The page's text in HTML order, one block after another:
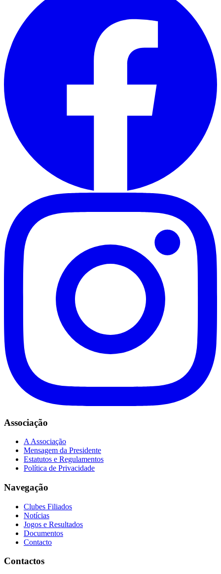
Associação
A Associação
Mensagem da Presidente
Estatutos e Regulamentos
Política de Privacidade
Navegação
Clubes Filiados
Notícias
Jogos e Resultados
Documentos
Contacto
Contactos